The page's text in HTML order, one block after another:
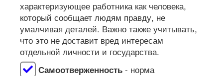
характеризующее работника как человека,
который сообщает людям правду, не
умалчивая деталей. Важно также учитывать,
что это не доставит вред интересам
отдельной личности и государства.
Самоотверженность - норма